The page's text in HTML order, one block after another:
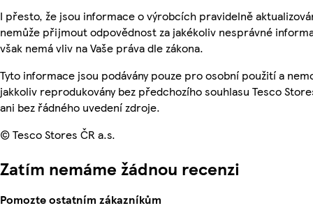
I přesto, že jsou informace o výrobcích pravidelně
nemůže přijmout odpovědnost za jakékoliv nesprávné
však nemá vliv na Vaše práva dle zákona.
Tyto informace jsou podávány pouze pro osobní použití a
jakkoliv reprodukovány bez předchozího souhlasu Tesco
ani bez řádného uvedení zdroje.
© Tesco Stores ČR a.s.
Zatím nemáme žádnou recenzi
Pomozte ostatním zákazníkům